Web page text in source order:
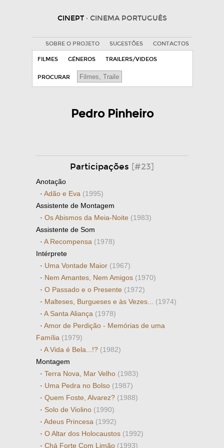
CINEPT · CINEMA PORTUGUÊS
SOBRE O PROJETO SUGESTÕES CONTACTOS
FILMES GÉNEROS TRAILERS/VIDEOS
PROCURAR
Pedro Pinheiro
Participações [#23]
Anotação
· Adão e Eva (1995)
Assistente de Montagem
· Os Abismos da Meia-Noite (1983)
Assistente de Som
· A Recompensa (1978)
Intérprete
· Uma Vontade Maior (1967)
· Nem Amantes, Nem Amigos (1970)
· O Passado e o Presente (1972)
· Malteses, Burgueses e às Vezes... (1974)
· A Santa Aliança (1978)
· Amor de Perdição - Memórias de uma
Família (1979)
· A Vida é Bela...!? (1982)
Montagem
· Terra Nova, Mar Velho (1983)
· Uma Pedra no Bolso (1987)
· Quem Foste, Alvarez? (1988)
· Solo de Violino (1990)
· Adeus Princesa (1992)
· O Altar dos Holocaustos (1992)
· Chá Forte Com Limão (1993)